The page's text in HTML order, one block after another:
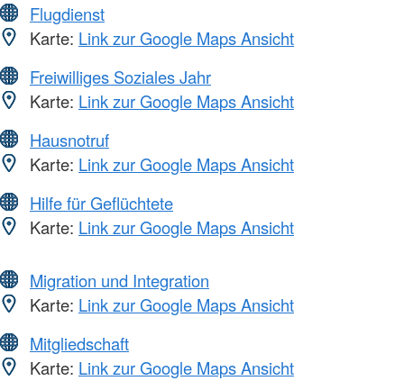
Flugdienst
Karte: Link zur Google Maps Ansicht
Freiwilliges Soziales Jahr
Karte: Link zur Google Maps Ansicht
Hausnotruf
Karte: Link zur Google Maps Ansicht
Hilfe für Geflüchtete
Karte: Link zur Google Maps Ansicht
Migration und Integration
Karte: Link zur Google Maps Ansicht
Mitgliedschaft
Karte: Link zur Google Maps Ansicht